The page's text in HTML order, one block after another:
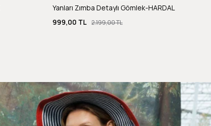
Yanları Zımba Detaylı Gömlek-HARDAL
999,00 TL 2.199,00 TL